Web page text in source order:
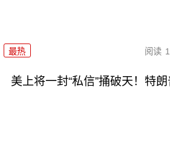
最热 阅读
美上将一封“私信”捅破天！特